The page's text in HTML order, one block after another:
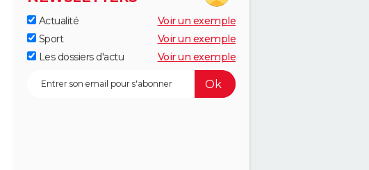
Actualité
Voir un exemple
Sport
Voir un exemple
Les dossiers d'actu
Voir un exemple